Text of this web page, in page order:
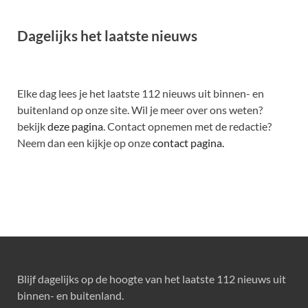
Dagelijks het laatste nieuws
Elke dag lees je het laatste 112 nieuws uit binnen- en
buitenland op onze site. Wil je meer over ons weten?
bekijkdeze pagina. Contact opnemen met de redactie?
Neem dan een kijkje op onzecontact pagina.
Blijf dagelijks op de hoogte van het laatste 112 nieuws uit
binnen- en buitenland.